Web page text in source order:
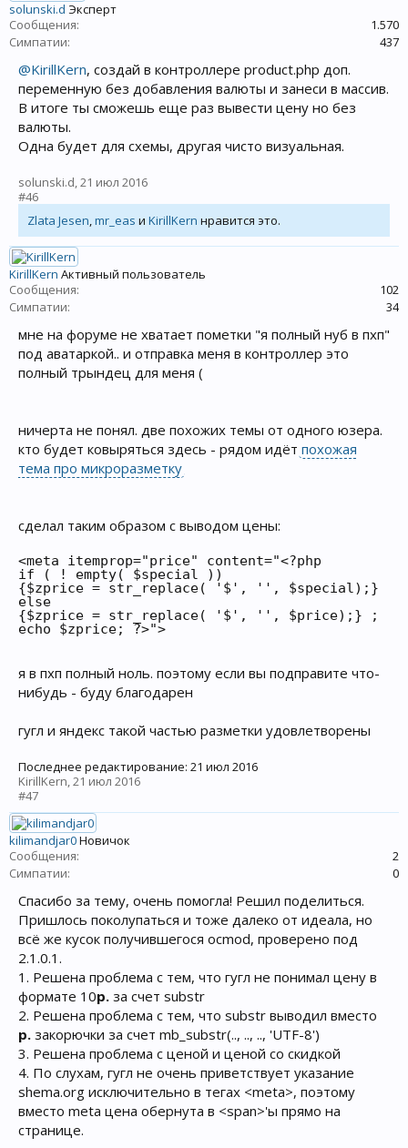
solunski.d Эксперт
Сообщения:
1.570
Симпатии:
437
@KirillKern, создай в контроллере product.php доп.
переменную без добавления валюты и занеси в массив.
В итоге ты сможешь еще раз вывести цену но без
валюты.
Одна будет для схемы, другая чисто визуальная.
solunski.d,21 июл 2016
#46
Zlata Jesen,mr_eas и KirillKern нравится это.
KirillKern Активный пользователь
Сообщения:
102
Симпатии:
34
мне на форуме не хватает пометки "я полный нуб в пхп"
под аватаркой.. и отправка меня в контроллер это
полный трындец для меня (
ничерта не понял. две похожих темы от одного юзера.
кто будет ковыряться здесь - рядом идёт похожая
тема про микроразметку
сделал таким образом с выводом цены:
<meta itemprop="price" content="<?php
if ( ! empty( $special ))
{$zprice = str_replace( '$', '', $special);}
else
{$zprice = str_replace(
echo $zprice; ?>">
я в пхп полный ноль. поэтому если вы подправите что-
нибудь - буду благодарен
гугл и яндекс такой частью разметки удовлетворены
Последнее редактирование: 21 июл 2016
KirillKern,21 июл 2016
#47
kilimandjar0Новичок
Сообщения:
2
Симпатии:
0
Спасибо за тему, очень помогла! Решил поделиться.
Пришлось поколупаться и тоже далеко от идеала, но
всё же кусок получившегося ocmod, проверено под
2.1.0.1.
1. Решена проблема с тем, что гугл не понимал цену в
формате 10р. за счет substr
2. Решена проблема с тем, что substr выводил вместо
р. закорючки за счет mb_substr(.., .., .., 'UTF-8')
3. Решена проблема с ценой и ценой со скидкой
4. По слухам, гугл не очень приветствует указание
shema.org исключительно в тегах <meta>, поэтому
вместо meta цена обернута в <span>'ы прямо на
странице.